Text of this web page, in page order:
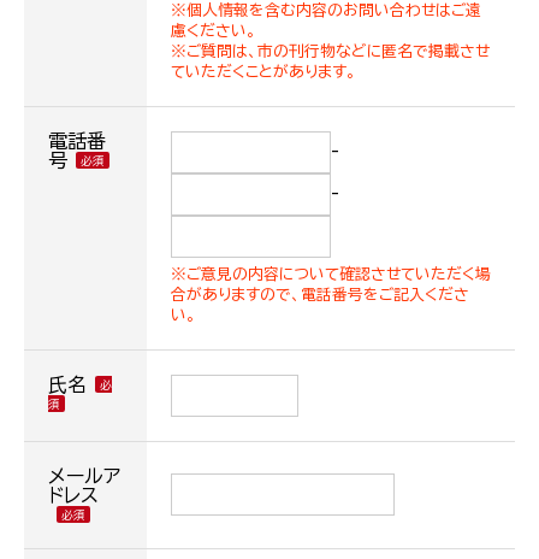
※個人情報を含む内容のお問い合わせはご遠
慮ください。
※ご質問は、市の刊行物などに匿名で掲載させ
ていただくことがあります。
電話番
号
-
-
※ご意見の内容について確認させていただく場
合がありますので、電話番号をご記入くださ
い。
氏名
メールア
ドレス